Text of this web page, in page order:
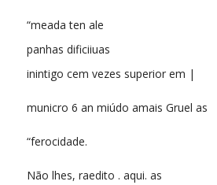
“meada ten ale
panhas dificiiuas
inintigo cem vezes superior em |
municro 6 an miúdo amais Gruel as
“ferocidade.
Não lhes, raedito . aqui. as